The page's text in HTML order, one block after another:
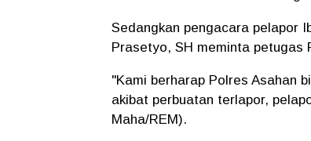
Sedangkan pengacara pelapor
Prasetyo, SH meminta petugas
"Kami berharap Polres Asahan
akibat perbuatan terlapor,
Maha/REM).